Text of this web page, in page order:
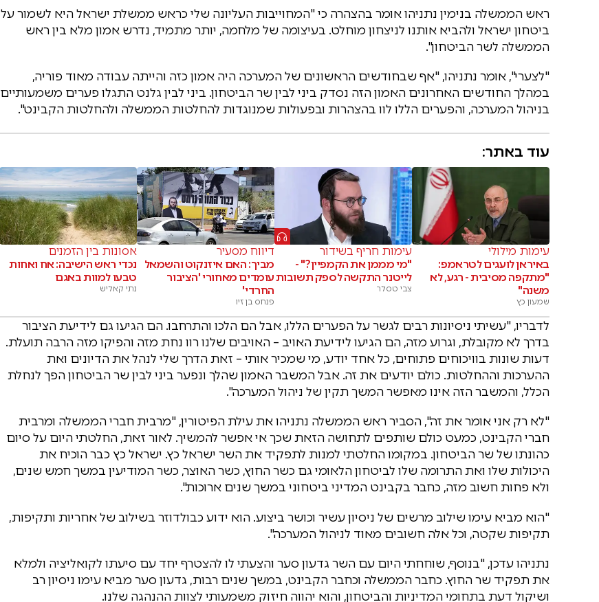
ראש הממשלה בנימין נתניהו אומר בהצהרה כי "המחוייבות העליונה שלי כראש ממשלת ישראל היא לשמור על
ביטחון ישראל ולהביא אותנו לניצחון מוחלט. בעיצומה של מלחמה, יותר מתמיד, נדרש אמון מלא בין ראש
הממשלה לשר הביטחון".
"לצערי", אומר נתניהו, "אף שבחודשים הראשונים של המערכה היה אמון כזה והייתה עבודה מאוד פוריה,
במהלך החודשים האחרונים האמון הזה נסדק ביני לבין שר הביטחון. ביני לבין גלנט התגלו פערים משמעותיים
בניהול המערכה, והפערים הללו לוו בהצהרות ובפעולות שמנוגדות להחלטות הממשלה ולהחלטות הקבינט".
עוד באתר:
עימות מילולי
באיראן לועגים לטראמפ:
"מתקפה מסיבית - רגע, לא
משנה"
שמעון כץ
עימות חריף בשידור
"מי מממן את הקמפיין?" -
לייטנר התקשה לספק תשובות
צבי טסלר
דיווח מסעיר
מביך: האם איזנקוט והשמאל
עומדים מאחורי 'הציבור
החרדי'
פנחס בן זיו
אסונות בין הזמנים
נכדי ראש הישיבה: אח ואחות
טבעו למוות באגם
נתי קאליש
לדבריו, "עשיתי ניסיונות רבים לגשר על הפערים הללו, אבל הם הלכו והתרחבו. הם הגיעו גם לידיעת הציבור
בדרך לא מקובלת, וגרוע מזה, הם הגיעו לידיעת האויב – האויבים שלנו רוו נחת מזה והפיקו מזה הרבה תועלת.
דעות שונות בוויכוחים פתוחים, כל אחד יודע, מי שמכיר אותי – זאת הדרך שלי לנהל את הדיונים ואת
ההערכות וההחלטות. כולם יודעים את זה. אבל המשבר האמון שהלך ונפער ביני לבין שר הביטחון הפך לנחלת
הכלל, והמשבר הזה אינו מאפשר המשך תקין של ניהול המערכה".
"לא רק אני אומר את זה", הסביר ראש הממשלה נתניהו את עילת הפיטורין, "מרבית חברי הממשלה ומרבית
חברי הקבינט, כמעט כולם שותפים לתחושה הזאת שכך אי אפשר להמשיך. לאור זאת, החלטתי היום על סיום
כהונתו של שר הביטחון. במקומו החלטתי למנות לתפקיד את השר ישראל כץ. ישראל כץ כבר הוכיח את
היכולות שלו ואת התרומה שלו לביטחון הלאומי גם כשר החוץ, כשר האוצר, כשר המודיעין במשך חמש שנים,
ולא פחות חשוב מזה, כחבר בקבינט המדיני ביטחוני במשך שנים ארוכות".
"הוא מביא עימו שילוב מרשים של ניסיון עשיר וכושר ביצוע. הוא ידוע כבולדוזר בשילוב של אחריות ותקיפות,
תקיפות שקטה, וכל אלה חשובים מאוד לניהול המערכה".
נתניהו עדכן, "בנוסף, שוחחתי היום עם השר גדעון סער והצעתי לו להצטרף יחד עם סיעתו לקואליציה ולמלא
את תפקיד שר החוץ. כחבר הממשלה וכחבר הקבינט, במשך שנים רבות, גדעון סער מביא עימו ניסיון רב
ושיקול דעת בתחומי המדיניות והביטחון, והוא יהווה חיזוק משמעותי לצוות ההנהגה שלנו.